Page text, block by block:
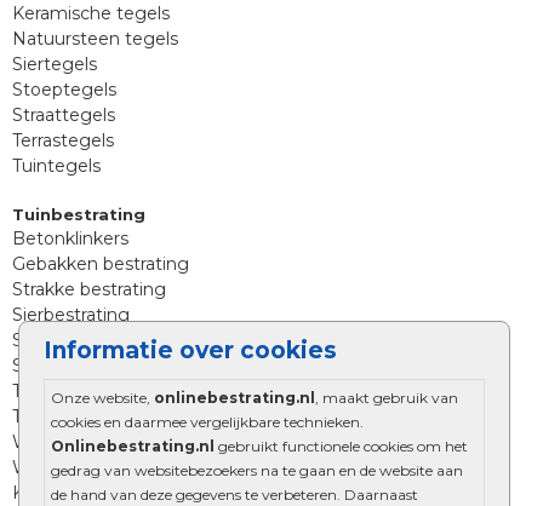
Informatie over cookies
Onze website, onlinebestrating.nl , maakt gebruik van
cookies en daarmee vergelijkbare technieken.
Onlinebestrating.nl gebruikt functionele cookies om het
gedrag van websitebezoekers na te gaan en de website aan
de hand van deze gegevens te verbeteren. Daarnaast
Keramische tegels
Natuursteen tegels
Siertegels
Stoeptegels
Straattegels
Terrastegels
Tuintegels
Tuinbestrating
Betonklinkers
Gebakken bestrating
Strakke bestrating
Sierbestrating
Straatklinkers
Straatstenen
Trommelstenen
Tuinstenen
Waalformaat
Wildverband bestrating
Kingstones